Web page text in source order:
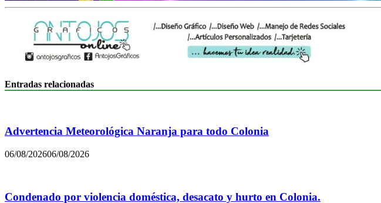
Entradas relacionadas
Advertencia Meteorológica Naranja para todo Colonia
06/08/202606/08/2026
Condenado por violencia doméstica, desacato y hurto en Colonia.